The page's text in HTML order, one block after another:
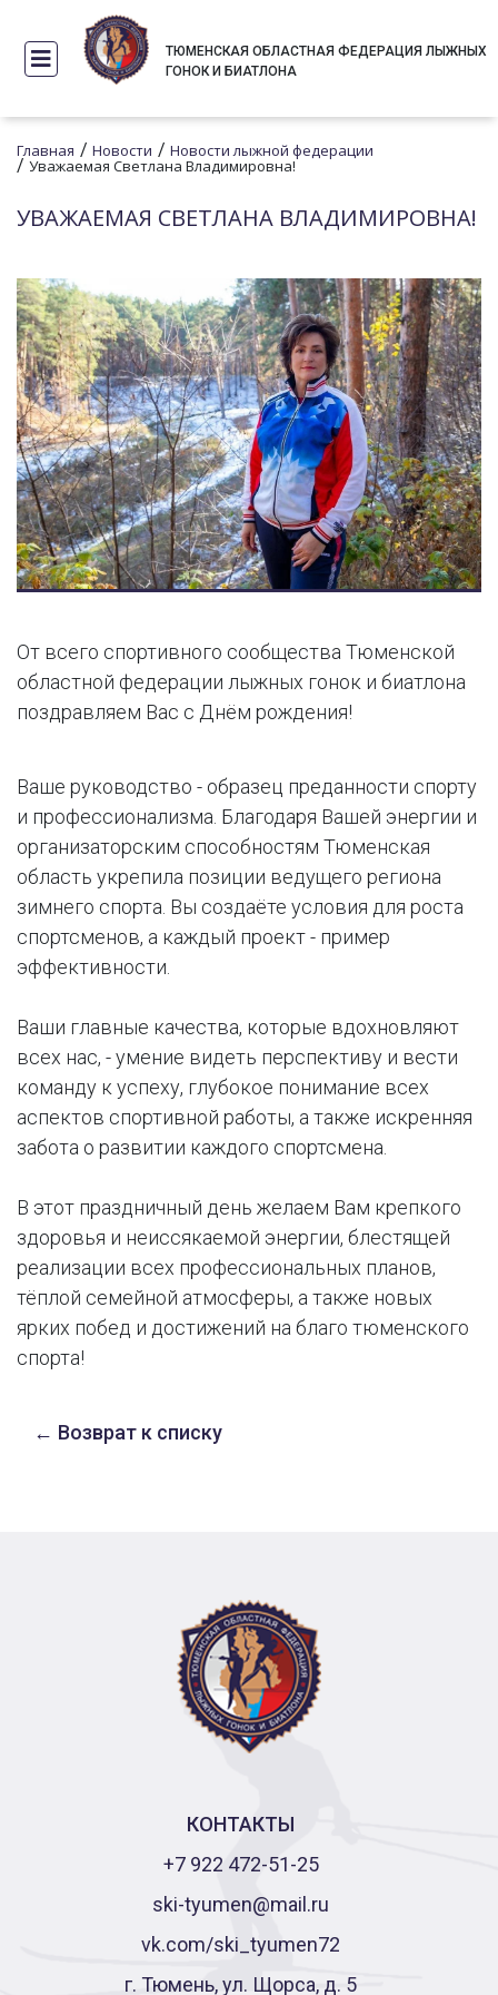
ТЮМЕНСКАЯ ОБЛАСТНАЯ ФЕДЕРАЦИЯ ЛЫЖНЫХ
ГОНОК И БИАТЛОНА
Главная / Новости / Новости лыжной федерации
/ Уважаемая Светлана Владимировна!
УВАЖАЕМАЯ СВЕТЛАНА ВЛАДИМИРОВНА!
От всего спортивного сообщества Тюменской
областной федерации лыжных гонок и биатлона
поздравляем Вас с Днём рождения!
Ваше руководство - образец преданности спорту
и профессионализма. Благодаря Вашей энергии и
организаторским способностям Тюменская
область укрепила позиции ведущего региона
зимнего спорта. Вы создаёте условия для роста
спортсменов, а каждый проект - пример
эффективности.
Ваши главные качества, которые вдохновляют
всех нас, - умение видеть перспективу и вести
команду к успеху, глубокое понимание всех
аспектов спортивной работы, а также искренняя
забота о развитии каждого спортсмена.
В этот праздничный день желаем Вам крепкого
здоровья и неиссякаемой энергии, блестящей
реализации всех профессиональных планов,
тёплой семейной атмосферы, а также новых
ярких побед и достижений на благо тюменского
спорта!
← Возврат к списку
КОНТАКТЫ
+7 922 472-51-25
ski-tyumen@mail.ru
vk.com/ski_tyumen72
г. Тюмень, ул. Щорса, д. 5